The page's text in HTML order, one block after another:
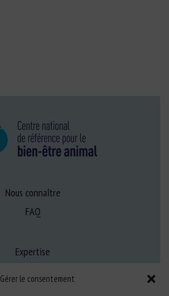
Gérer le consentement
Nous connaître
FAQ
Expertise